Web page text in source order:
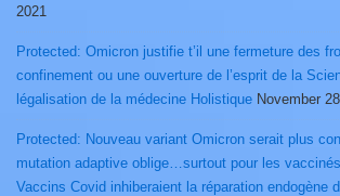
2021
Protected: Omicron justifie t’il une fermeture des
confinement ou une ouverture de l’esprit de la Science
légalisation de la médecine Holistique November
Protected: Nouveau variant Omicron serait plus
mutation adaptive oblige…surtout pour les
Vaccins Covid inhiberaient la réparation endogène